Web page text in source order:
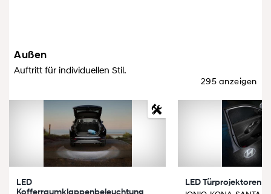
Außen
Auftritt für individuellen Stil.
295 anzeigen
LED
Kofferraumklappenbeleuchtung
LED Türprojektoren